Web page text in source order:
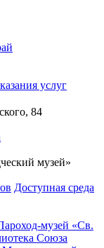
84
музей»
Доступная среда
музей «Св.
Союза